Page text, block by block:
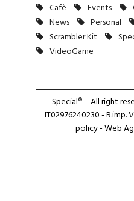
Cafè Events
News
Personal
Scrambler Kit
VideoGame
Special®- All right
IT02976240230 - R.imp.
policy- Web